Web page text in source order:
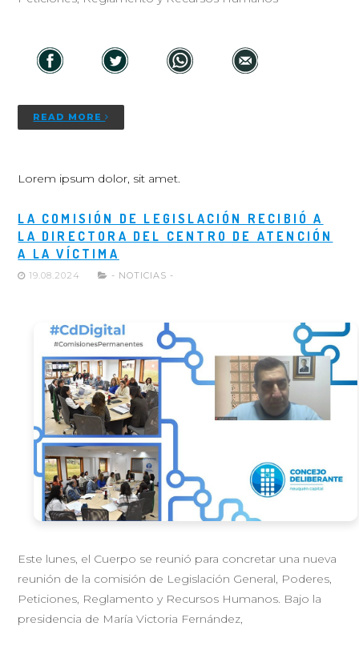
READ MORE
Lorem ipsum dolor, sit amet.
LA COMISIÓN DE LEGISLACIÓN RECIBIÓ A
LA DIRECTORA DEL CENTRO DE ATENCIÓN
A LA VÍCTIMA
19.08.2024 - NOTICIAS -
Este lunes, el Cuerpo se reunió para concretar una nueva
reunión de la comisión de Legislación General, Poderes,
Peticiones, Reglamento y Recursos Humanos. Bajo la
presidencia de María Victoria Fernández,